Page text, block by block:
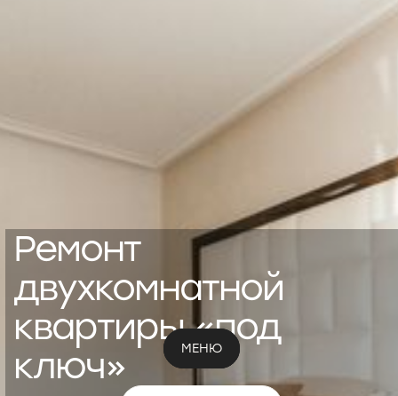
МЕНЮ
МЕНЮ
Ремонт
двухкомнатной
квартиры «под
ключ»